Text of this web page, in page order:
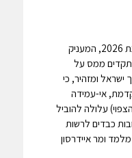
מאמר בנושא חוק עידוד העלייה לשנת 2026, המעניק
תקדים ממס על
ישראל ומזהיר, כי
אי-עמידה
עלולה להוביל
כבדים לרשות
ומר איידרסון